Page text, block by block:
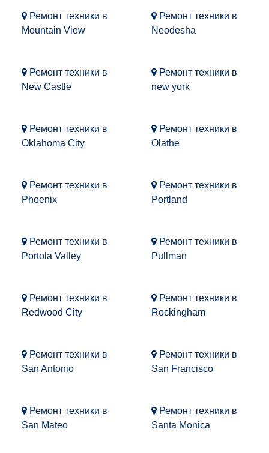
Ремонт техники в
Mountain View
Ремонт техники в
Neodesha
Ремонт техники в
New Castle
Ремонт техники в
new york
Ремонт техники в
Oklahoma City
Ремонт техники в
Olathe
Ремонт техники в
Phoenix
Ремонт техники в
Portland
Ремонт техники в
Portola Valley
Ремонт техники в
Pullman
Ремонт техники в
Redwood City
Ремонт техники в
Rockingham
Ремонт техники в
San Antonio
Ремонт техники в
San Francisco
Ремонт техники в
San Mateo
Ремонт техники в
Santa Monica